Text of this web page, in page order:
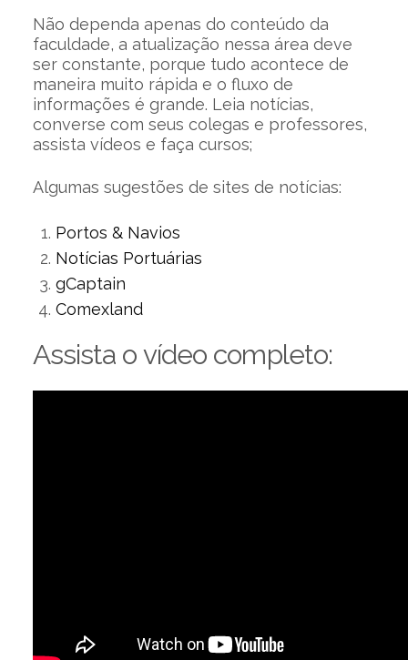
Não dependa apenas do conteúdo da
faculdade, a atualização nessa área deve
ser constante, porque tudo acontece de
maneira muito rápida e o fluxo de
informações é grande. Leia notícias,
converse com seus colegas e professores,
assista vídeos e faça cursos;
Algumas sugestões de sites de notícias:
Portos & Navios
Notícias Portuárias
gCaptain
Comexland
Assista o vídeo completo: